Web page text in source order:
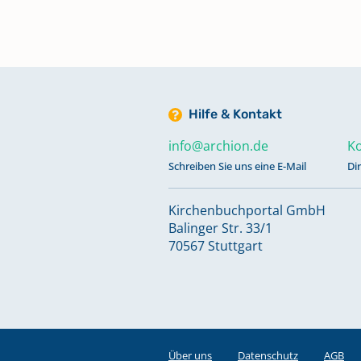
Konfirmationen 1979-27. März
Konfirmationen 24. März 1991-
Keine verfügbaren Digitalisate
Konfirmationen 27. März 1983-17.
Konfirmationen, Kommunikanten
Hilfe & Kontakt
info@archion.de
Schreiben Sie uns eine E-Mail
Kirchenbuchportal GmbH
Balinger Str. 33/1
70567 Stuttgart
Über uns Datenschutz AGB